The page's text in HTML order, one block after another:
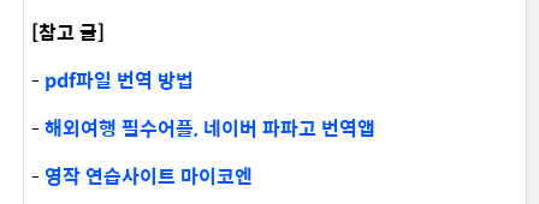
[참고 글]
- pdf파일 번역 방법
- 해외여행 필수어플, 네이버 파파고 번역앱
- 영작 연습사이트 마이코엔